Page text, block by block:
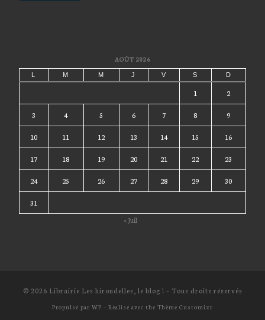
AOÛT 2026
M M J V S D
1 2
3 4 5 6 7 8 9
10 11 12 13 14 15 16
17 18 19 20 21 22 23
24 25 26 27 28 29 30
31
« Juil
© 2026 Librairie Les hirondelles, le blog ! – Tous droits réservés
Propulsé par WP – Réalisé avec the Thème Customizr